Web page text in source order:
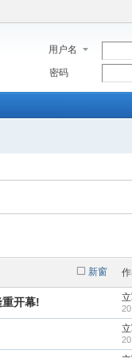
用户名
密码
新窗
开幕!